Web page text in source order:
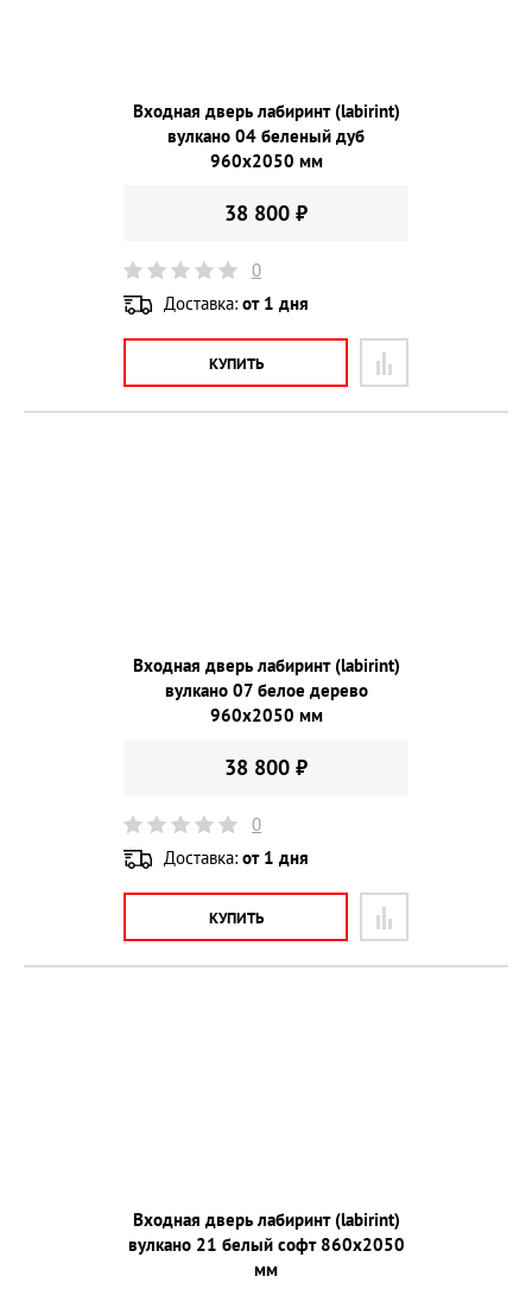
Входная дверь лабиринт (labirint)
вулкано 04 беленый дуб
960х2050 мм
38 800 ₽
0
Доставка: от 1 дня
КУПИТЬ
Входная дверь лабиринт (labirint)
вулкано 07 белое дерево
960х2050 мм
38 800 ₽
0
Доставка: от 1 дня
КУПИТЬ
Входная дверь лабиринт (labirint)
вулкано 21 белый софт 860х2050
мм